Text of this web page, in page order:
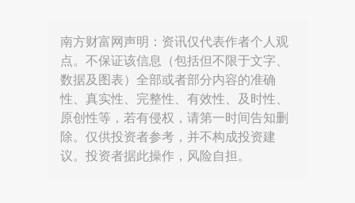
南方财富网声明：资讯仅代表作者个人观
点。不保证该信息（包括但不限于文字、
数据及图表）全部或者部分内容的准确
性、真实性、完整性、有效性、及时性、
原创性等，若有侵权，请第一时间告知删
除。仅供投资者参考，并不构成投资建
议。投资者据此操作，风险自担。